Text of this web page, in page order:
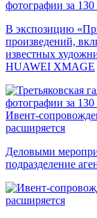
фотографии за 130
В экспозицию
произведений,
известных
HUAWEI XMAGE
Ивент-
расширяется
Деловыми
подразделение